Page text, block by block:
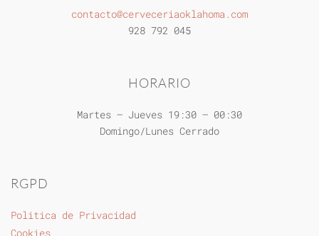
contacto@cerveceriaoklahoma.com
928 792 045
HORARIO
Martes – Jueves 19:30 – 00:30
Domingo/Lunes Cerrado
RGPD
Politica de Privacidad
Cookies